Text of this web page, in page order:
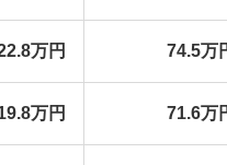
万円 74.5万
万円 71.6万